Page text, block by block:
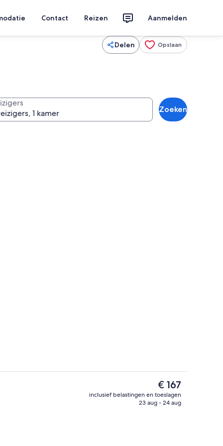
Contact Reizen Aanmelden
Delen Opslaan
Zoeken
Executive kamer | Luxe
De
huidige
prijs
€ 167
inclusief belastingen en toeslagen
23 aug - 24 aug